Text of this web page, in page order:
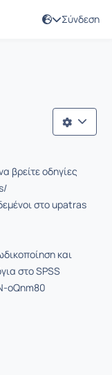
Σύνδεση
βρείτε οδηγίες
στο upatras
και
στο SPSS
oQnm80